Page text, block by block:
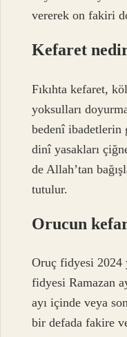
vererek on fakiri
Kefaret
Fıkıhta kefaret,
yoksulları
bedenî ibadetlerin
dinî yasakları
de Allah’tan
tutulur.
Orucun
Oruç fidyesi 2024
fidyesi Ramazan
ayı içinde veya
bir defada fakire